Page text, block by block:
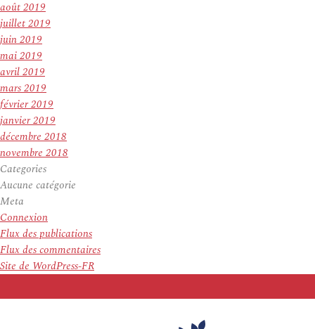
août 2019
juillet 2019
juin 2019
mai 2019
avril 2019
mars 2019
février 2019
janvier 2019
décembre 2018
novembre 2018
Categories
Aucune catégorie
Meta
Connexion
Flux des publications
Flux des commentaires
Site de WordPress-FR